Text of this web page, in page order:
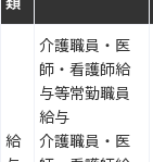
類
給
介護職員・医
師・看護師給
与等常勤職員
給与
介護職員・医